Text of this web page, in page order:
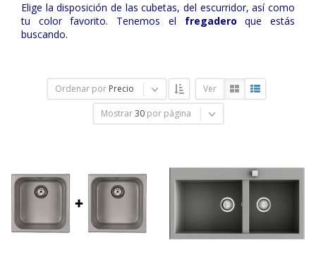
Elige la disposición de las cubetas, del escurridor, así como
tu color favorito. Tenemos el fregadero que estás
buscando.
Ordenar por Precio Ver
Mostrar 30 por página